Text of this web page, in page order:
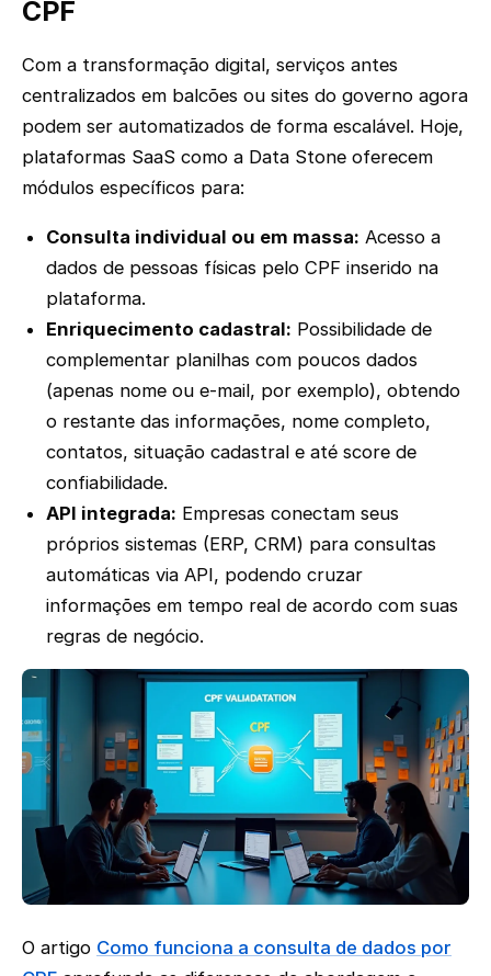
CPF
Com a transformação digital, serviços antes
centralizados em balcões ou sites do governo agora
podem ser automatizados de forma escalável. Hoje,
plataformas SaaS como a Data Stone oferecem
módulos específicos para:
Consulta individual ou em massa: Acesso a
dados de pessoas físicas pelo CPF inserido na
plataforma.
Enriquecimento cadastral: Possibilidade de
complementar planilhas com poucos dados
(apenas nome ou e-mail, por exemplo), obtendo
o restante das informações, nome completo,
contatos, situação cadastral e até score de
confiabilidade.
API integrada: Empresas conectam seus
próprios sistemas (ERP, CRM) para consultas
automáticas via API, podendo cruzar
informações em tempo real de acordo com suas
regras de negócio.
O artigo Como funciona a consulta de dados por